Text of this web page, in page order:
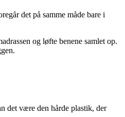
det på samme måde bare i
og løfte benene samlet op.
det være den hårde plastik, der